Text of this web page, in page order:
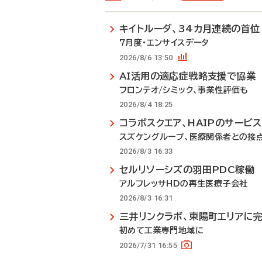
キイトルーダ、34カ月連続の首位
7月度・エンサイスデータ
2026/8/6 13:50
AI活用の適応症戦略支援で協業
フロンテオ/シミック、事業性評価も
2026/8/4 18:25
コラボスクエア、HAIPのサービ
スズケングループ、医療関係者との接
2026/8/3 16:33
セルリソーシズの羽田PDC稼働
アルフレッサHDの再生医療子会社
2026/8/3 16:31
三井リンクラボ、東陽町エリアに
初めて工業専門地域に
2026/7/31 16:55